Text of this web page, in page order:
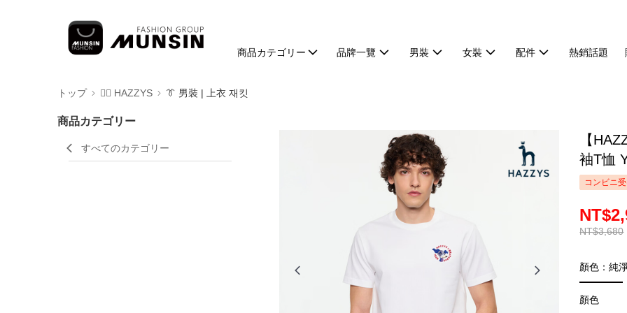
商品カテゴリー 品牌一覽 男裝 女裝 配件 熱銷話題
トップ 🐕‍🦺 HAZZYS 👔 男裝 | 上衣 재킷
商品カテゴリー
すべてのカテゴリー
【
袖T恤
コンビニ
NT$3,680
顏色：純
顏色